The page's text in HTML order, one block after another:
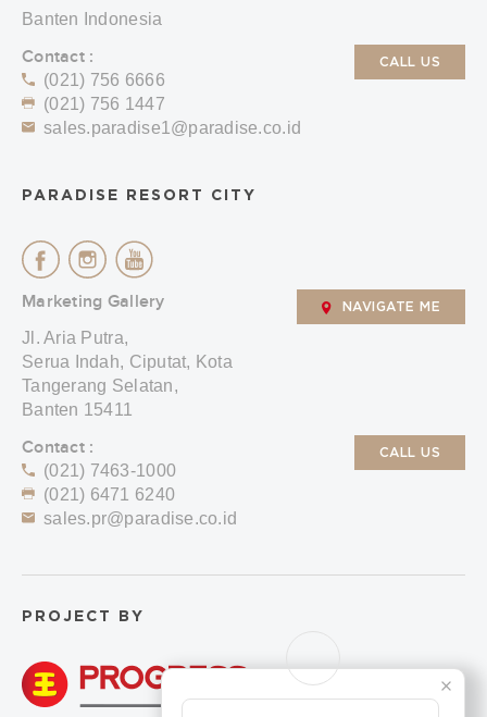
Banten Indonesia
Contact :
(021) 756 6666
(021) 756 1447
sales.paradise1@paradise.co.id
CALL US
PARADISE RESORT CITY
Marketing Gallery
Jl. Aria Putra,
Serua Indah, Ciputat, Kota
Tangerang Selatan,
Banten 15411
NAVIGATE ME
Contact :
(021) 7463-1000
(021) 6471 6240
sales.pr@paradise.co.id
CALL US
PROJECT BY